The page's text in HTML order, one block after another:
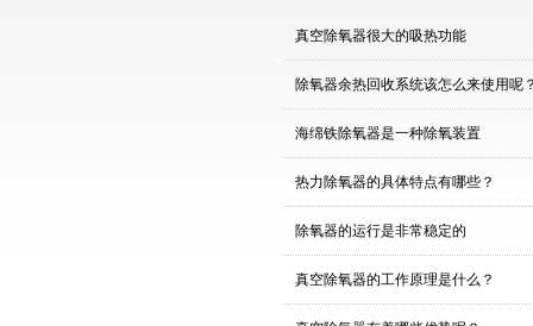
真空除氧器很大的吸热功能
除氧器余热回收系统该怎么来使用呢
海绵铁除氧器是一种除氧装置
热力除氧器的具体特点有哪些？
除氧器的运行是非常稳定的
真空除氧器的工作原理是什么？